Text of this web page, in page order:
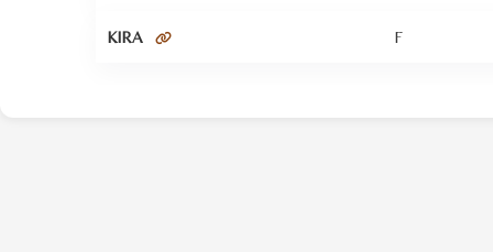
KIRA F